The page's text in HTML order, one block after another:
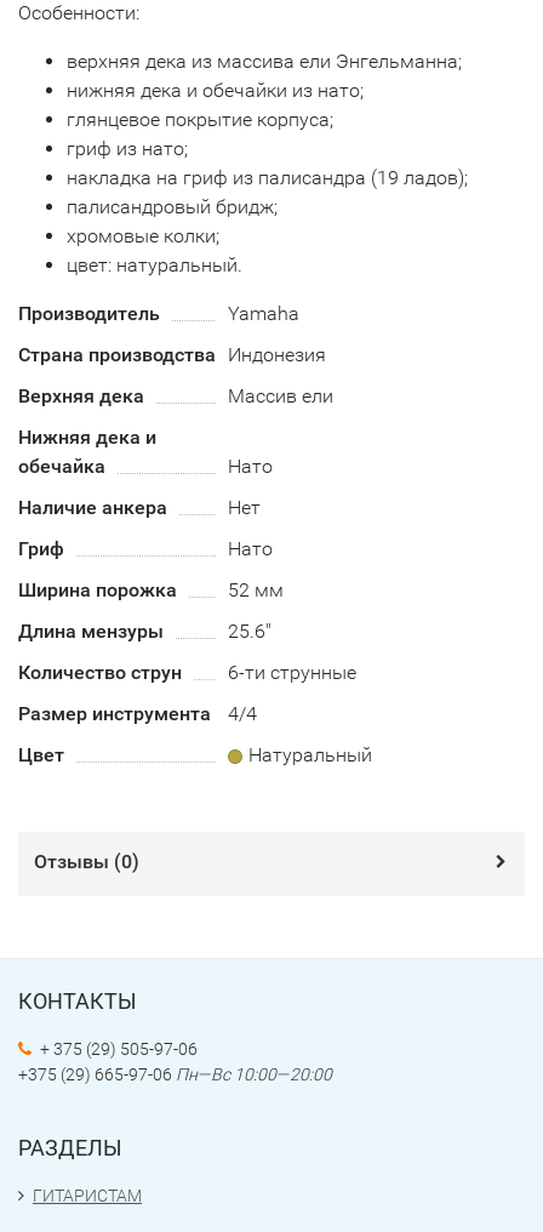
Особенности:
верхняя дека из массива ели Энгельманна;
нижняя дека и обечайки из нато;
глянцевое покрытие корпуса;
гриф из нато;
накладка на гриф из палисандра (19 ладов);
палисандровый бридж;
хромовые колки;
цвет: натуральный.
Производитель
Yamaha
Страна производства
Индонезия
Верхняя дека
Массив ели
Нижняя дека и
обечайка
Нато
Наличие анкера
Нет
Гриф
Нато
Ширина порожка
52 мм
Длина мензуры
25.6"
Количество струн
6-ти струнные
Размер инструмента
4/4
Цвет
Натуральный
Отзывы (0)
КОНТАКТЫ
+ 375 (29) 505-97-06
+375 (29) 665-97-06 Пн—Вс 10:00—20:00
РАЗДЕЛЫ
ГИТАРИСТАМ